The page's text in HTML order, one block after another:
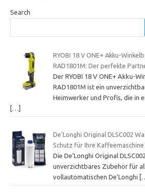
Search
RYOBI 18 V ONE+ Akku-
RAD1801M: Der perfekte
Der RYOBI 18 V ONE+ Akku-
RAD1801M ist ein
Heimwerker und Profis, die in
[…]
De’Longhi Original DLSC002
Schutz für Ihre Kaffeemaschine
Die De’Longhi Original
unverzichtbares Zubehör für
vollautomatischen De’Longhi